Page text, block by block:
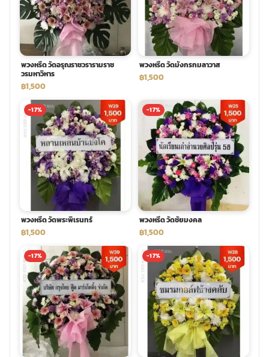
พวงหรีด วัดอรุณราชวรารามราช
วรมหาวิหาร
฿1,500
พวงหรีด วัดมังกรกมลาวาส
฿1,500
-17%
พวงหรีด วัดพระพิเรนทร์
฿1,500
-17%
พวงหรีด วัดชัยมงคล
฿1,500
-17% -17%